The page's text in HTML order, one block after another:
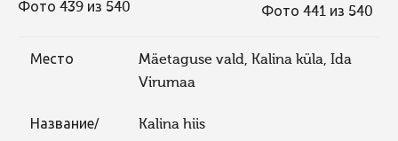
Фото 439 из 540
Фото 441 из 540
Место
Mäetaguse vald, Kalina küla, Ida
Virumaa
Название/
Kalina hiis